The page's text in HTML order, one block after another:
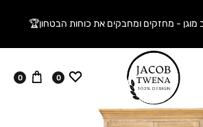
מוגן - מחזקים ומחבקים את כוחות הבטחון🏆
ווישליסט
0 עגלה
0